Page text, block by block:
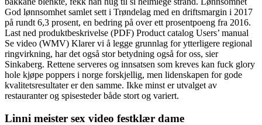
God lønnsomhet samlet sett i Trøndelag med en driftsmargin i 2017
på rundt 6,3 prosent, en bedring på over ett prosentpoeng fra 2016.
Last ned produktbeskrivelse (PDF) Product catalog Users’ manual
Se video (WMV) Klarer vi å legge grunnlag for ytterligere regional
ringvirkning, har det også stor betydning også for oss, sier
Sinkaberg. Rettene serveres og innsatsen som kreves kan fuck glory
hole kjøpe poppers i norge forskjellig, men lidenskapen for gode
kvalitetsresultater er den samme. Ikke minst er utvalget av
restauranter og spisesteder både stort og variert.
Linni meister sex video festklær dame